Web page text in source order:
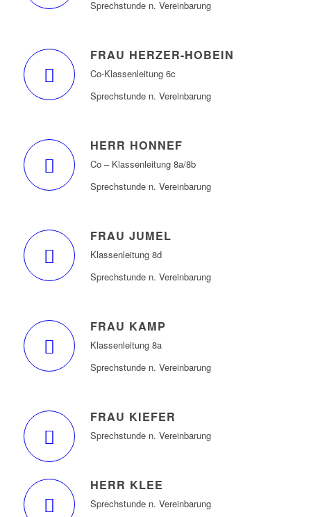
Sprechstunde n. Vereinbarung
FRAU HERZER-HOBEIN
Co-Klassenleitung 6c
Sprechstunde n. Vereinbarung
HERR HONNEF
Co – Klassenleitung 8a/8b
Sprechstunde n. Vereinbarung
FRAU JUMEL
Klassenleitung 8d
Sprechstunde n. Vereinbarung
FRAU KAMP
Klassenleitung 8a
Sprechstunde n. Vereinbarung
FRAU KIEFER
Sprechstunde n. Vereinbarung
HERR KLEE
Sprechstunde n. Vereinbarung